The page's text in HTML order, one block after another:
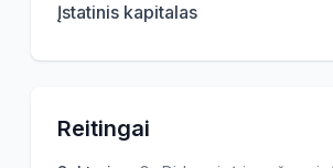
Įstatinis kapitalas
Reitingai